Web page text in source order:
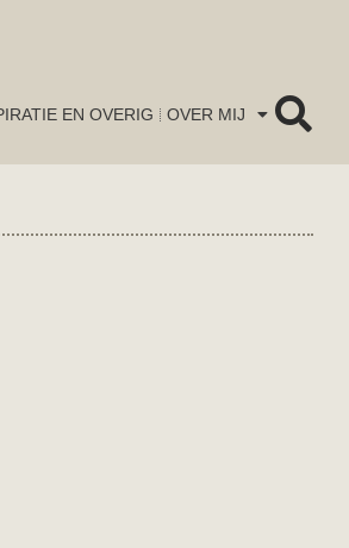
EN OVERIG OVER MIJ